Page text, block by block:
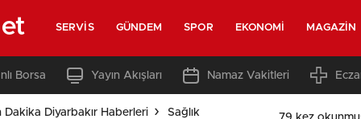
SERVIS GÜNDEM SPOR EKONOMI MAGAZIN
Borsa Yayın Akışları Namaz Vakitleri
Dakika Diyarbakır Haberleri Sağlık